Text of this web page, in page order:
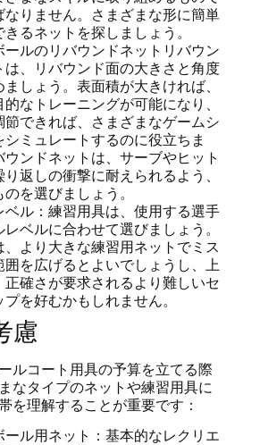
なりません。さまざまな形に簡単
きるネットを探しましょう。
ールのリバウンドネットリバウン
は、リバウンド面の大きさと角度
ましょう。表面積が大きければ、
的なトレーニングが可能になり、
節できれば、さまざまなゲームシ
シミュレートするのに役立ちま
ウンドネットは、サーブやヒット
り返しの衝撃に耐えられるよう、
を選びましょう。
ベル：練習用具は、使用する選手
レベルに合わせて選びましょう。
、より大きな練習用ネットでミス
囲を広げるとよいでしょうし、上
正確さが要求されるより難しいセ
プを好むかもしれません。
慮
ルコート用具の予算を立てる際
なタイプのネットや練習用具に
を理解することが重要です：
ール用ネット：基本的なレクリエ